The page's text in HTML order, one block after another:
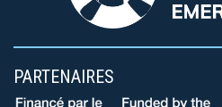
PARTENAIRES